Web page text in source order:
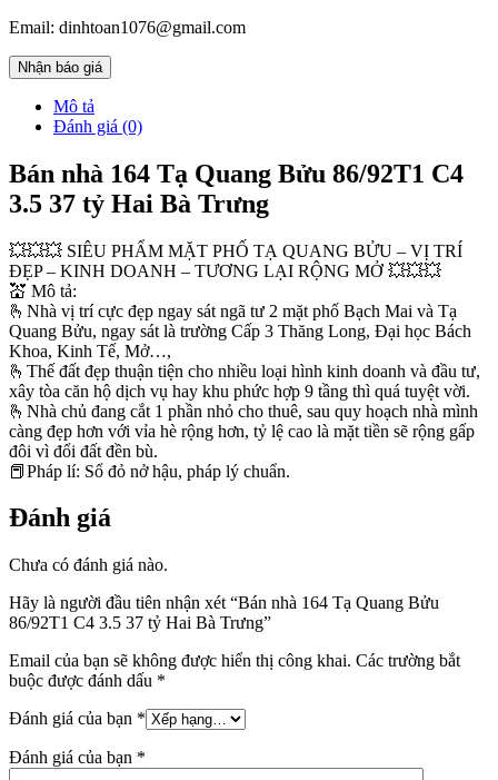
Email: dinhtoan1076@gmail.com
Nhận báo giá
Mô tả
Đánh giá (0)
Bán nhà 164 Tạ Quang Bửu 86/92T1 C4
3.5 37 tỷ Hai Bà Trưng
💥💥💥 SIÊU PHẨM MẶT PHỐ TẠ QUANG BỬU – VỊ TRÍ
ĐẸP – KINH DOANH – TƯƠNG LẠI RỘNG MỞ 💥💥💥
💒 Mô tả:
🫰Nhà vị trí cực đẹp ngay sát ngã tư 2 mặt phố Bạch Mai và Tạ
Quang Bửu, ngay sát là trường Cấp 3 Thăng Long, Đại học Bách
Khoa, Kinh Tế, Mở…,
🫰Thế đất đẹp thuận tiện cho nhiều loại hình kinh doanh và đầu tư,
xây tòa căn hộ dịch vụ hay khu phức hợp 9 tầng thì quá tuyệt vời.
🫰Nhà chủ đang cắt 1 phần nhỏ cho thuê, sau quy hoạch nhà mình
càng đẹp hơn với vỉa hè rộng hơn, tỷ lệ cao là mặt tiền sẽ rộng gấp
đôi vì đổi đất đền bù.
📕Pháp lí: Sổ đỏ nở hậu, pháp lý chuẩn.
Đánh giá
Chưa có đánh giá nào.
Hãy là người đầu tiên nhận xét “Bán nhà 164 Tạ Quang Bửu
86/92T1 C4 3.5 37 tỷ Hai Bà Trưng”
Email của bạn sẽ không được hiển thị công khai. Các trường bắt
buộc được đánh dấu *
Đánh giá của bạn *
Đánh giá của bạn *